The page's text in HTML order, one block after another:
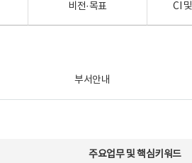
비전·목표 CI
부서안내
주요업무및핵심키워드